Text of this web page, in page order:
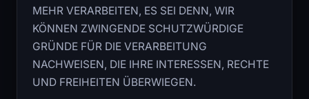
MEHR VERARBEITEN, ES SEI DENN, WIR
KÖNNEN ZWINGENDE SCHUTZWÜRDIGE
GRÜNDE FÜR DIE VERARBEITUNG
NACHWEISEN, DIE IHRE INTERESSEN, RECHTE
UND FREIHEITEN ÜBERWIEGEN.